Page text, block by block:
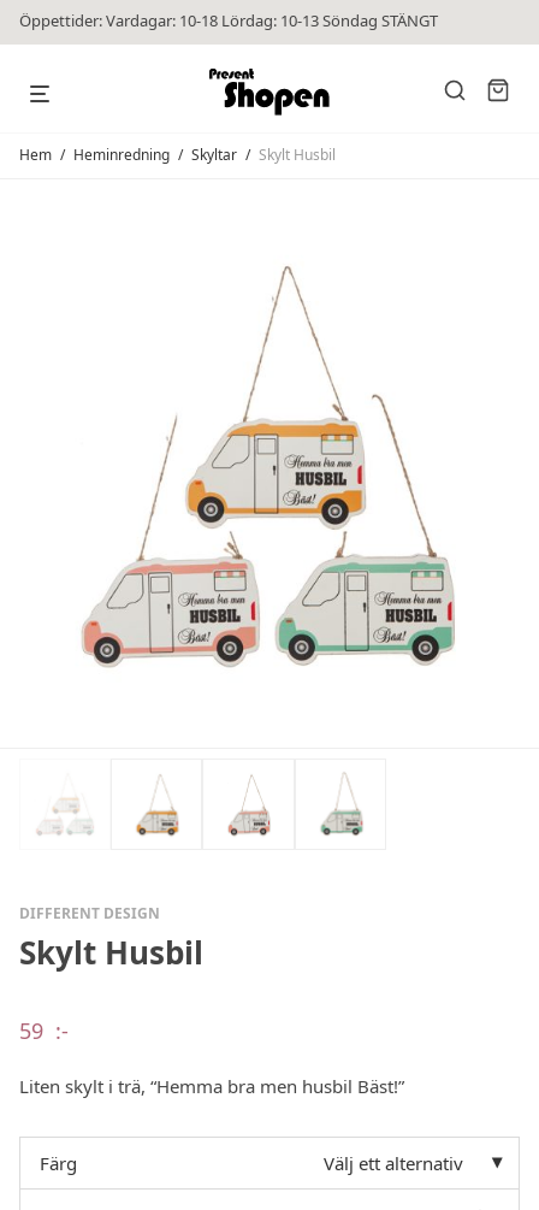
Öppettider: Vardagar: 10-18 Lördag: 10-13 Söndag STÄNGT
Hem / Heminredning / Skyltar / Skylt Husbil
DIFFERENT DESIGN
Skylt Husbil
59 :-
Liten skylt i trä, “Hemma bra men husbil Bäst!”
Färg Välj ett alternativ